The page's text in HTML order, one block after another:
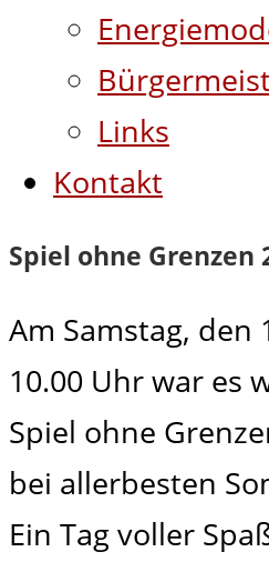
Links
Kontakt
Spiel ohne Grenzen
Am Samstag, den
10.00 Uhr war es
Spiel ohne
bei allerbesten
Ein Tag voller